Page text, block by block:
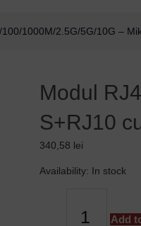
1000M/2.5G/5G/10G –
Modul
S+RJ10
340,58 lei
Availability: In stock
Modul
10/100/1000M/2.5G/
Add